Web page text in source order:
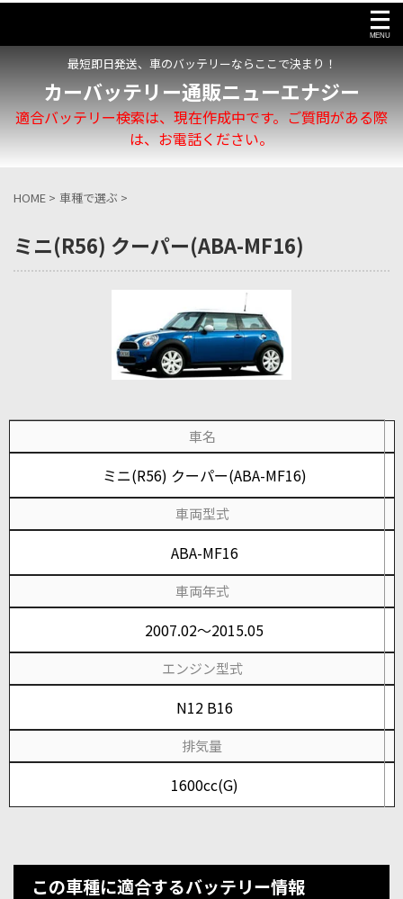
最短即日発送、車のバッテリーならここで決まり！
カーバッテリー通販ニューエナジー
適合バッテリー検索は、現在作成中です。ご質問がある際
は、お電話ください。
HOME > 車種で選ぶ >
ミニ(R56) クーパー(ABA-MF16)
車名
ミニ(R56) クーパー(ABA-MF16)
車両型式
ABA-MF16
車両年式
2007.02～2015.05
エンジン型式
N12 B16
排気量
1600cc(G)
この車種に適合するバッテリー情報